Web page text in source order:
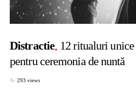
Distractie 12 ritualuri
pentru ceremonia de nuntă
293 views